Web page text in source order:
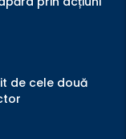
de cele două